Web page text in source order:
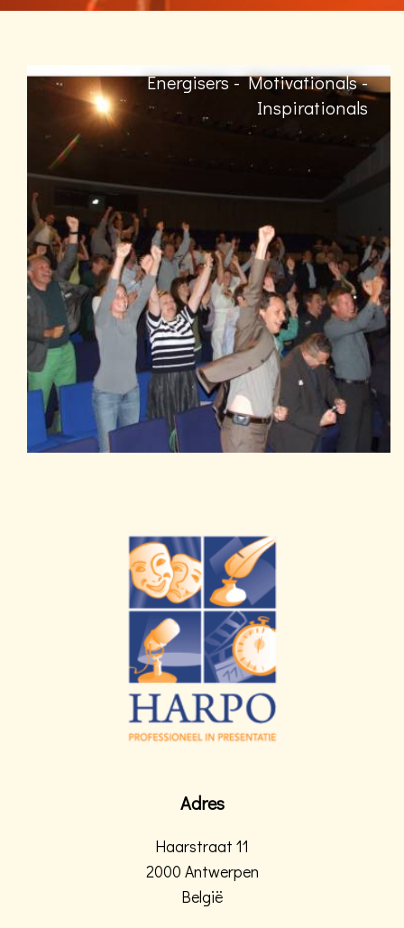
Energisers - Motivationals -
Inspirationals
Adres
Haarstraat 11
2000 Antwerpen
België